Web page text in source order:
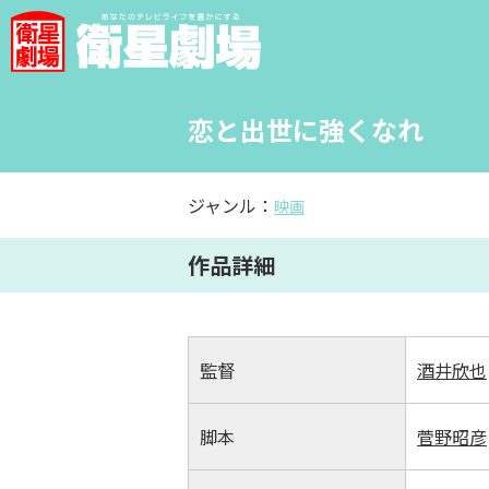
恋と出世に強くなれ
ジャンル： 映画
作品詳細
監督 酒井欣也
脚本 菅野昭彦